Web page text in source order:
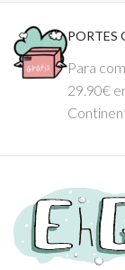
PORTES
Para
29.90€